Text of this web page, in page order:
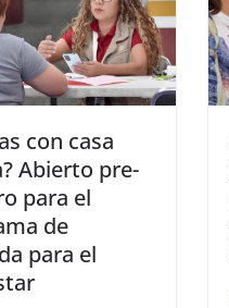
con casa
Abierto pre-
para el
de
para el